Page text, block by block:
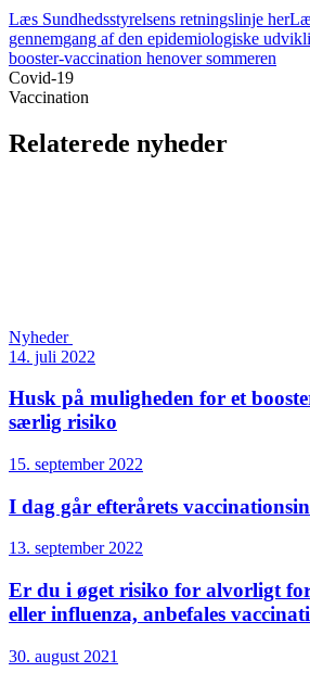
Læs Sundhedsstyrelsens retningslinje her
gennemgang af den epidemiologiske
booster-vaccination henover sommeren
Covid-19
Vaccination
Relaterede nyheder
Nyheder
14. juli 2022
Husk på muligheden for et
særlig risiko
15. september 2022
I dag går efterårets
13. september 2022
Er du i øget risiko for alvorligt
eller influenza, anbefales
30. august 2021